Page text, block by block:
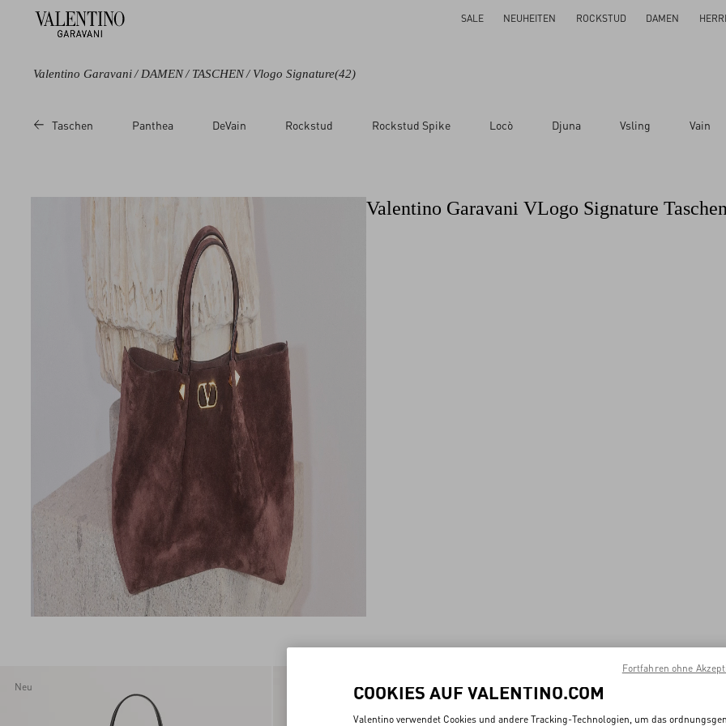
SALE NEUHEITEN ROCKSTUD DAMEN
Valentino Garavani/ DAMEN/ TASCHEN/ Vlogo Signature(42)
Farbe
Braun
Taschen mit
Pochetten
Portemonnaies
Beutel
Beautycases
Taschen Panthea DeVain Rockstud Rockstud Spike Locò Djuna Vsling Vain
Valentino Garavani VLogo Signature
Neu Neu
COOKIES AUF VALENTINO.COM
Valentino verwendet Cookies und andere Tracking-Technologien, um das
Fortfahren ohne